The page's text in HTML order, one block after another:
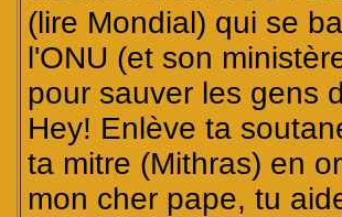
(lire Mondial) qui se
l'ONU (et son
pour sauver les gens
Hey! Enlève ta
ta mitre (Mithras) en
mon cher pape, tu